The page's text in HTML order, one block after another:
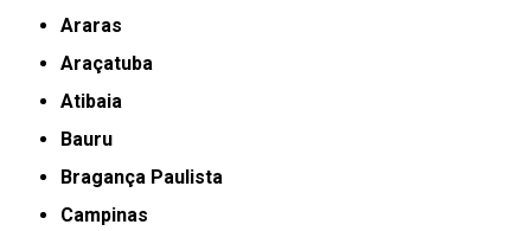
Araras
Araçatuba
Atibaia
Bauru
Bragança Paulista
Campinas